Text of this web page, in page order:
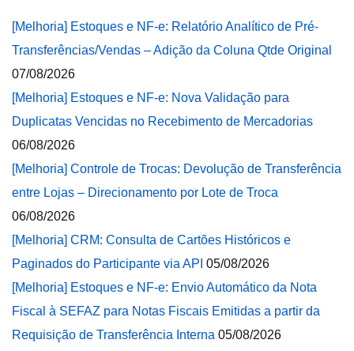
[Melhoria] Estoques e NF-e: Relatório Analítico de Pré-
Transferências/Vendas – Adição da Coluna Qtde Original
07/08/2026
[Melhoria] Estoques e NF-e: Nova Validação para
Duplicatas Vencidas no Recebimento de Mercadorias
06/08/2026
[Melhoria] Controle de Trocas: Devolução de Transferência
entre Lojas – Direcionamento por Lote de Troca
06/08/2026
[Melhoria] CRM: Consulta de Cartões Históricos e
Paginados do Participante via API 05/08/2026
[Melhoria] Estoques e NF-e: Envio Automático da Nota
Fiscal à SEFAZ para Notas Fiscais Emitidas a partir da
Requisição de Transferência Interna 05/08/2026